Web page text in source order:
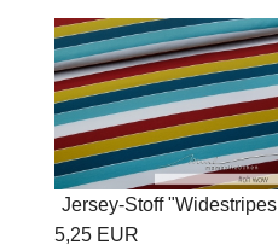
Jersey-Stoff "Widestripes
5,25 EUR